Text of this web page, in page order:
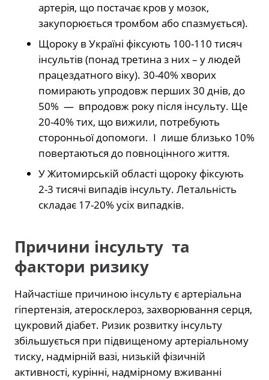
артерія, що постачає кров у мозок,
закупорюється тромбом або спазмується).
Щороку в Україні фіксують 100-110 тисяч
інсультів (понад третина з них – у людей
працездатного віку). 30-40% хворих
помирають упродовж перших 30 днів, до
50% — впродовж року після інсульту. Ще
20-40% тих, що вижили, потребують
сторонньої допомоги. І лише близько 10%
повертаються до повноцінного життя.
У Житомирській області щороку фіксують
2-3 тисячі випадів інсульту. Летальність
складає 17-20% усіх випадків.
Причини інсульту та
фактори ризику
Найчастіше причиною інсульту є артеріальна
гіпертензія, атеросклероз, захворювання серця,
цукровий діабет. Ризик розвитку інсульту
збільшується при підвищеному артеріальному
тиску, надмірній вазі, низькій фізичній
активності, курінні, надмірному вживанні